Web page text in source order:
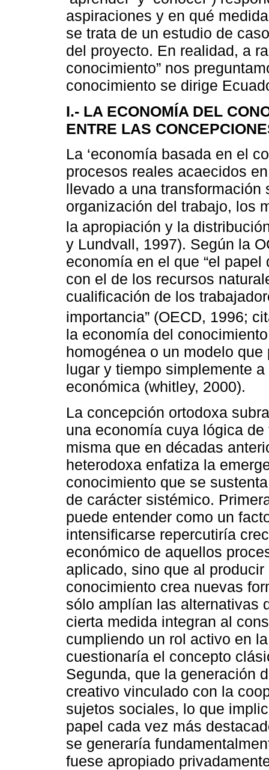
aspiraciones y en qué
se trata de un estudio de
del proyecto. En realidad, a
conocimiento” nos
conocimiento se dirige
I.- LA ECONOMÍA DEL
ENTRE LAS
La ‘economía basada en el
procesos reales acaecidos
llevado a una
organización del trabajo, los
la apropiación y la
y Lundvall, 1997). Según la
economía en el que “el
con el de los recursos
cualificación de los
importancia” (OECD, 1996;
la economía del
homogénea o un modelo
lugar y tiempo simplemente
económica (whitley, 2000).
La concepción ortodoxa
una economía cuya lógica
misma que en décadas
heterodoxa enfatiza la
conocimiento que se
de carácter sistémico.
puede entender como un
intensificarse repercutiría
económico de aquellos
aplicado, sino que al
conocimiento crea nuevas
sólo amplían las alternativas
cierta medida integran al
cumpliendo un rol activo en
cuestionaría el concepto
Segunda, que la generación
creativo vinculado con la
sujetos sociales, lo que
papel cada vez más
se generaría
fuese apropiado